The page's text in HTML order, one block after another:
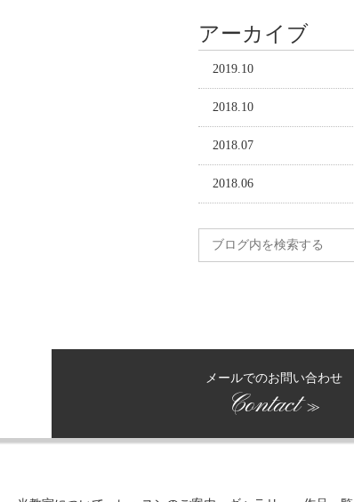
アーカイブ
2019.10
2018.10
2018.07
2018.06
メールでのお問い合わせ
Contact≫